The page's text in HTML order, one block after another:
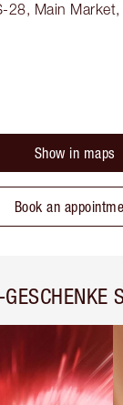
28, Main
Show in maps
Book an